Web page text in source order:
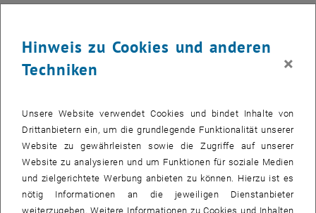
JULI 26 JULI 26
Veranstaltungstyp:
KONFERENZ
Veranstaltungsort:TU Wien, 1040 Wien
28 Juli 2026
28
JULI 26
Hinweis zu Cookies und anderen
Techniken
×
Unsere Website verwendet Cookies und bindet Inhalte von
Drittanbietern ein, um die grundlegende Funktionalität unserer
Website zu gewährleisten sowie die Zugriffe auf unserer
Website zu analysieren und um Funktionen für soziale Medien
und zielgerichtete Werbung anbieten zu können. Hierzu ist es
nötig Informationen an die jeweiligen Dienstanbieter
weiterzugeben. Weitere Informationen zu Cookies und Inhalten